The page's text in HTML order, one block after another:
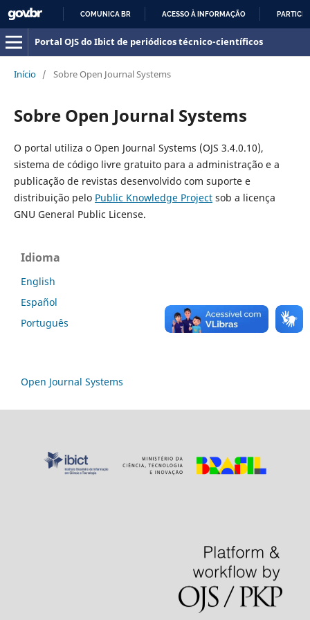
COMUNICA BR ACESSO À INFORMAÇÃO
Portal OJS do Ibict de periódicos técnico-científicos
Início / Sobre Open Journal Systems
Sobre Open Journal Systems
O portal utiliza o Open Journal Systems (OJS 3.4.0.10),
sistema de código livre gratuito para a administração e a
publicação de revistas desenvolvido com suporte e
distribuição pelo Public Knowledge Projectsob a licença
GNU General Public License.
Idioma
English
Español
Português
Open Journal Systems